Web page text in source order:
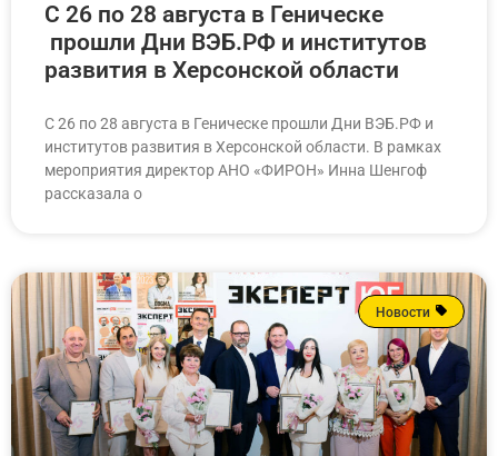
С 26 по 28 августа в Геническе
прошли Дни ВЭБ.РФ и институтов
развития в Херсонской области
С 26 по 28 августа в Геническе прошли Дни ВЭБ.РФ и
институтов развития в Херсонской области. В рамках
мероприятия директор АНО «ФИРОН» Инна Шенгоф
рассказала о
Новости